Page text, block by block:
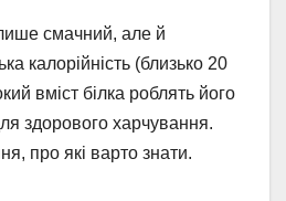
смачний, але й
калорійність (близько 20
вміст білка роблять його
здорового харчування.
про які варто знати.